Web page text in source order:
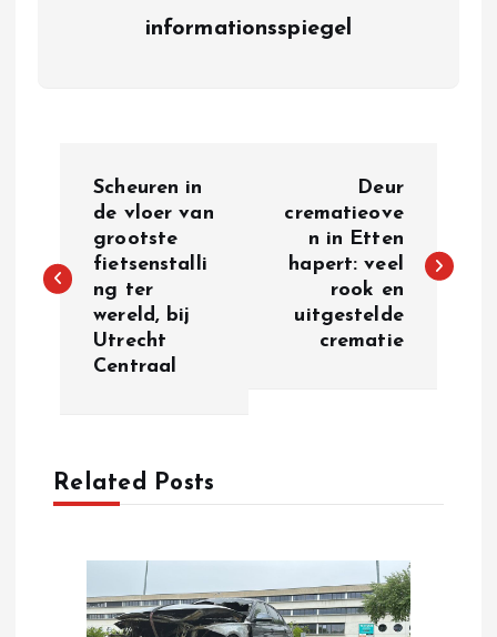
informationsspiegel
s
v
Scheuren in
de vloer van
grootste
fietsenstalli
ng ter
wereld, bij
Utrecht
Centraal
Deur
crematieove
n in Etten
hapert: veel
rook en
uitgestelde
crematie
Related Posts